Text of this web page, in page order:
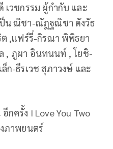
วชกรรม ผู้กำกับ และ
ป็น ณิชา-ณัฎฐณิชา ดังวัธ
,แฟร์รี่-กิรณา พิพิธยา
, ภูผา อินทนนท์ , โยชิ-
ก-ธีรเวช สุภาวงษ์ และ
ครั้ง I Love You Two
ภาพยนตร์